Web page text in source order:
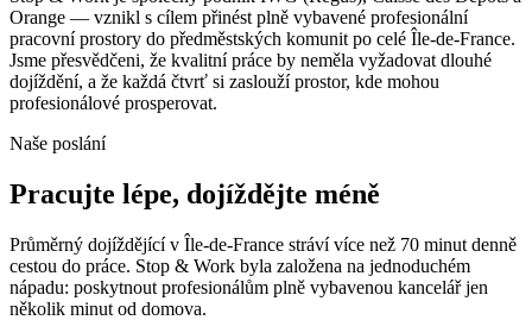
Orange — vznikl s cílem přinést plně vybavené profesionální
pracovní prostory do předměstských komunit po celé Île-de-France.
Jsme přesvědčeni, že kvalitní práce by neměla vyžadovat dlouhé
dojíždění, a že každá čtvrť si zaslouží prostor, kde mohou
profesionálové prosperovat.
Naše poslání
Pracujte lépe, dojíždějte méně
Průměrný dojíždějící v Île-de-France stráví více než 70 minut denně
cestou do práce. Stop & Work byla založena na jednoduchém
nápadu: poskytnout profesionálům plně vybavenou kancelář jen
několik minut od domova.